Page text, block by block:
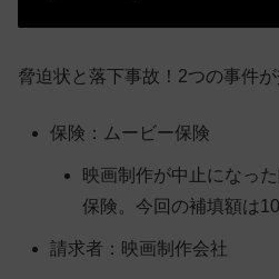
脅迫状と落下事故！2つの事件が
保険：ムービー保険
映画制作が中止になっ
保険。今回の補填額は10
請求者：映画制作会社